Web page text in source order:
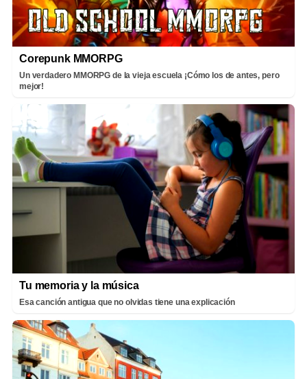
Corepunk MMORPG
Un verdadero MMORPG de la vieja escuela ¡Cómo los de antes, pero
mejor!
Tu memoria y la música
Esa canción antigua que no olvidas tiene una explicación